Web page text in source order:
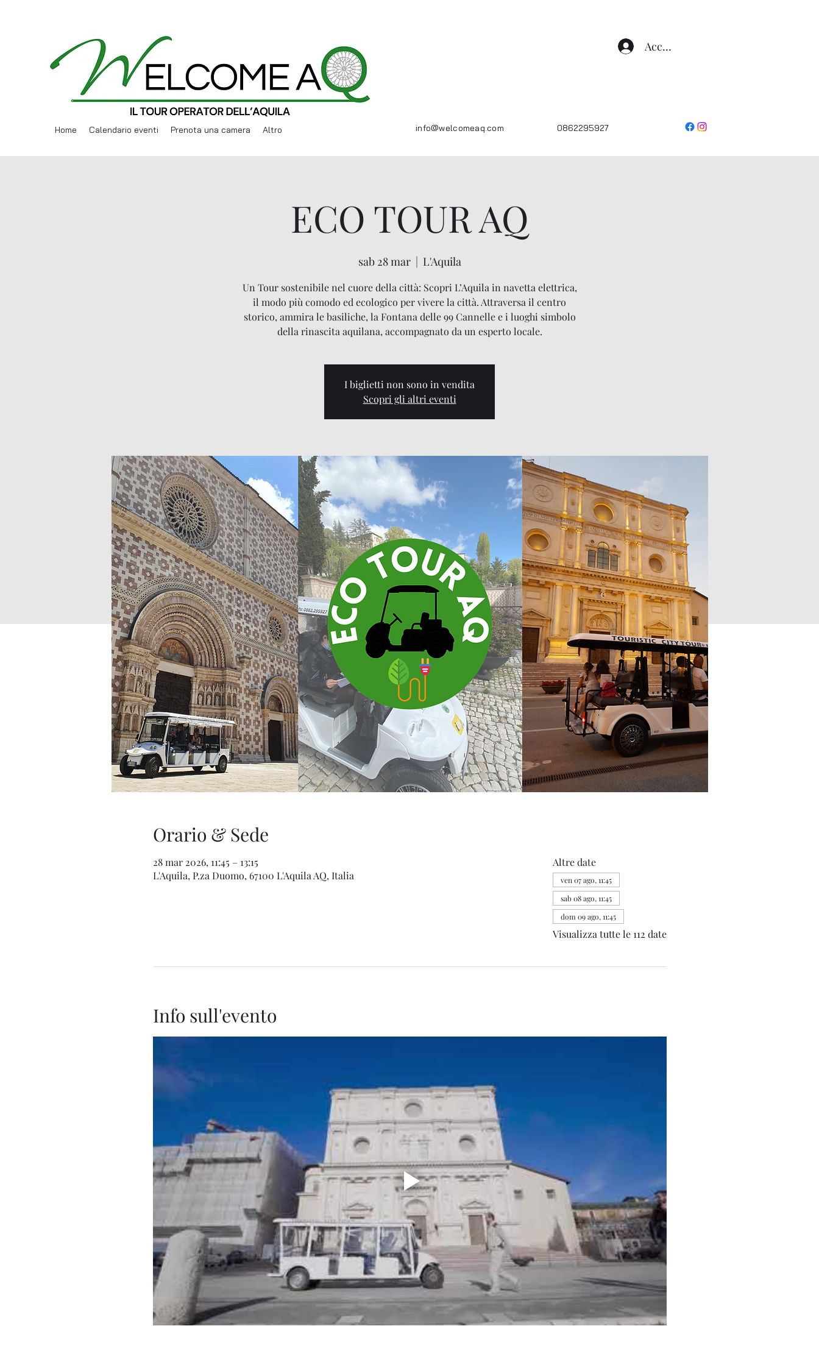
Home Calendario eventi Prenota una camera Altro info@welcomeaq.com 0862295927
Accedi
ECO TOUR AQ
sab 28 mar
  |
L'Aquila
Un Tour sostenibile nel cuore della città: Scopri L’Aquila in navetta elettrica,
il modo più comodo ed ecologico per vivere la città. Attraversa il centro
storico, ammira le basiliche, la Fontana delle 99 Cannelle e i luoghi simbolo
della rinascita aquilana, accompagnato da un esperto locale.
I biglietti non sono in vendita
Scopri gli altri eventi
Orario & Sede
28 mar 2026, 11:45 – 13:15
L'Aquila, P.za Duomo, 67100 L'Aquila AQ, Italia
Altre date
ven 07 ago, 11:45
sab 08 ago, 11:45
dom 09 ago, 11:45
Visualizza tutte le 112 date
Info sull'evento